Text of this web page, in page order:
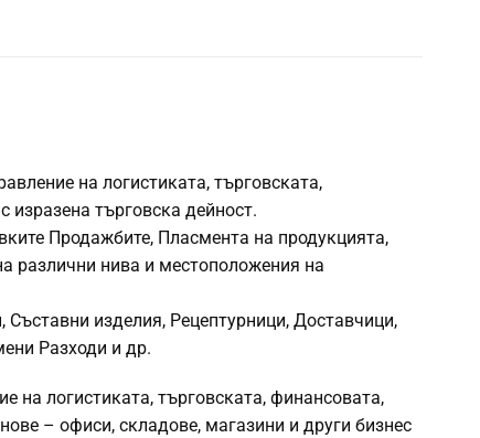
на логистиката, търговската,
изразена търговска дейност.
Продажбите, Пласмента на продукцията,
различни нива и местоположения на
изделия, Рецептурници, Доставчици,
Разходи и др.
на логистиката, търговската, финансовата,
– офиси, складове, магазини и други бизнес